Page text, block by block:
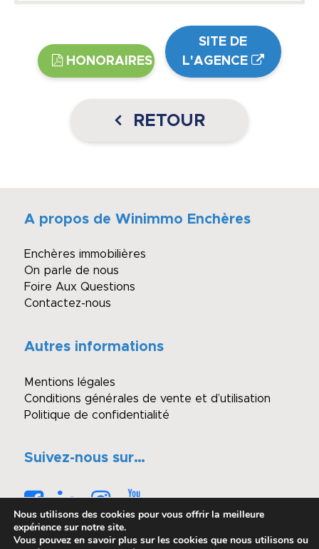
HONORAIRES
SITE DE
L'AGENCE
RETOUR
A propos de Winimmo Enchères
Enchères immobilières
On parle de nous
Foire Aux Questions
Contactez-nous
Autres informations
Mentions légales
Conditions générales de vente et d’utilisation
Politique de confidentialité
Suivez-nous sur…
Nous utilisons des cookies pour vous offrir la meilleure
expérience sur notre site.
Vous pouvez en savoir plus sur les cookies que nous utilisons ou